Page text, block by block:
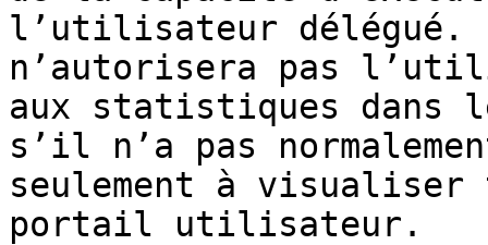
l’utilisateur délégué.
n’autorisera pas
aux statistiques dans
s’il n’a pas
seulement à visualiser
portail utilisateur.